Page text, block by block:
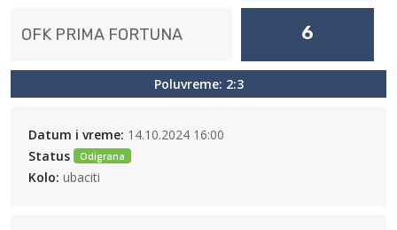
OFK PRIMA FORTUNA 6
Poluvreme: 2:3
Datum i vreme: 14.10.2024 16:00
Status
Odigrana
Kolo: ubaciti